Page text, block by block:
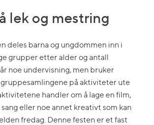
lek og mestring
deles barna og ungdommen inn i
grupper etter alder og antall
noe undervisning, men bruker
på aktiviteter ute
handler om å lage en film,
eller noe annet kreativt som kan
fredag. Denne festen er et fast